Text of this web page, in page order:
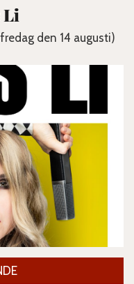
Li
den 14 augusti)